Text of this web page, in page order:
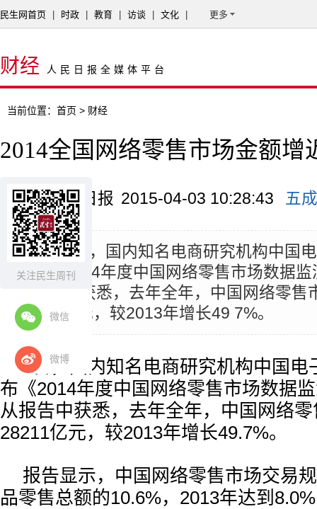
关注民生周刊
微信
微博
民生网首页 时政 教育 访谈 文化 更多
财经 人民日报全媒体平台
当前位置： 首页 > 财经
2014全国网络零售市场金额增
来源：南方日报 2015-04-03 10:28:43 五成
摘要：2日，国内知名电商研究机构中国
发布《2014年度中国网络零售市场数据
从报告中获悉，去年全年，中国网络零售
28211亿元，较2013年增长49 7%。
2日，国内知名电商研究机构中国电
布《2014年度中国网络零售市场数据
从报告中获悉，去年全年，中国网络
28211亿元，较2013年增长49.7%。
报告显示，中国网络零售市场交易
品零售总额的10.6%，2013年达到